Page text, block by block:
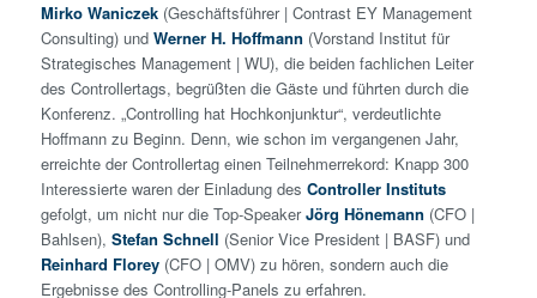
Mirko Waniczek(Geschäftsführer | Contrast EY Management
Consulting) und Werner H. Hoffmann (Vorstand Institut für
Strategisches Management | WU), die beiden fachlichen Leiter
des Controllertags, begrüßten die Gäste und führten durch die
Konferenz. „Controlling hat Hochkonjunktur“, verdeutlichte
Hoffmann zu Beginn. Denn, wie schon im vergangenen Jahr,
erreichte der Controllertag einen Teilnehmerrekord: Knapp 300
Interessierte waren der Einladung des Controller Instituts
gefolgt, um nicht nur die Top-SpeakerJörg Hönemann (CFO |
Bahlsen), Stefan Schnell (Senior Vice President | BASF) und
Reinhard Florey(CFO | OMV) zu hören, sondern auch die
Ergebnisse des Controlling-Panels zu erfahren.